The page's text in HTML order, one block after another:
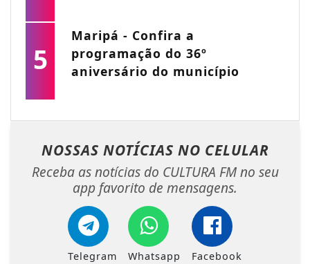
5
Maripá - Confira a
programação do 36º
aniversário do município
NOSSAS NOTÍCIAS NO CELULAR
Receba as notícias do CULTURA FM no seu
app favorito de mensagens.
Telegram Whatsapp Facebook